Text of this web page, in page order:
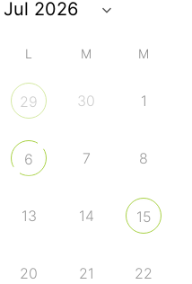
L M M
29 30 1
6 7 8
13 14 15
20 21 22